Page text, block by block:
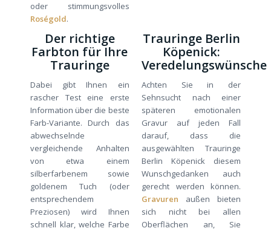
oder stimmungsvolles
Roségold.
Der richtige
Farbton für Ihre
Trauringe
Dabei gibt Ihnen ein
rascher Test eine erste
Information über die beste
Farb-Variante. Durch das
abwechselnde
vergleichende Anhalten
von etwa einem
silberfarbenem sowie
goldenem Tuch (oder
entsprechendem
Preziosen) wird Ihnen
schnell klar, welche Farbe
Trauringe Berlin
Köpenick:
Veredelungswünsche
Achten Sie in der
Sehnsucht nach einer
späteren emotionalen
Gravur auf jeden Fall
darauf, dass die
ausgewählten Trauringe
Berlin Köpenick diesem
Wunschgedanken auch
gerecht werden können.
Gravuren außen bieten
sich nicht bei allen
Oberflächen an, Sie